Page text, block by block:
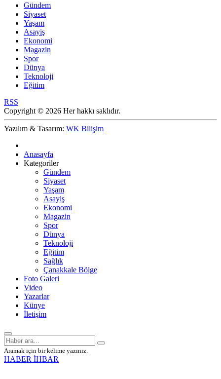
Gündem
Siyaset
Yaşam
Asayiş
Ekonomi
Magazin
Spor
Dünya
Teknoloji
Eğitim
RSS
Copyright © 2026 Her hakkı saklıdır.
Yazılım & Tasarım: WK Bilişim
Anasayfa
Kategoriler
Gündem
Siyaset
Yaşam
Asayiş
Ekonomi
Magazin
Spor
Dünya
Teknoloji
Eğitim
Sağlık
Çanakkale Bölge
Foto Galeri
Video
Yazarlar
Künye
İletişim
Aramak için bir kelime yazınız.
HABER İHBAR